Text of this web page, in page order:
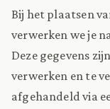
Bij het plaatsen
verwerken we je
Deze gegevens
verwerken en te
afgehandeld via